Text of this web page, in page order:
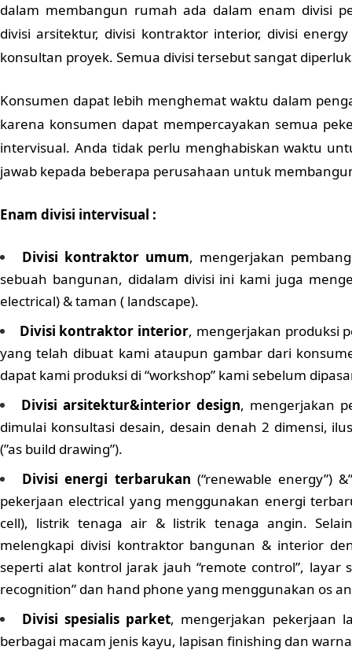
dalam membangun rumah ada dalam enam divisi
divisi arsitektur, divisi kontraktor interior, divisi
konsultan proyek. Semua divisi tersebut sangat
Konsumen dapat lebih menghemat waktu dalam
karena konsumen dapat mempercayakan semua
intervisual. Anda tidak perlu menghabiskan waktu
jawab kepada beberapa perusahaan untuk
Enam divisi intervisual :
Divisi kontraktor umum, mengerjakan
sebuah bangunan, didalam divisi ini kami juga
electrical) & taman ( landscape).
Divisi kontraktor interior, mengerjakan produksi
yang telah dibuat kami ataupun gambar dari
dapat kami produksi di “workshop” kami sebelum
Divisi arsitektur&interior design, mengerjakan
dimulai konsultasi desain, desain denah 2 dimensi,
(”as build drawing”).
Divisi energi terbarukan (“renewable energy”)
pekerjaan electrical yang menggunakan energi
cell), listrik tenaga air & listrik tenaga angin.
melengkapi divisi kontraktor bangunan & interior
seperti alat kontrol jarak jauh “remote control”, layar
recognition” dan hand phone yang menggunakan os
Divisi spesialis parket, mengerjakan pekerjaan
berbagai macam jenis kayu, lapisan finishing dan